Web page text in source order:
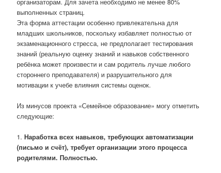
выполненных страниц.
Эта форма аттестации особенно привлекательна для
младших школьников, поскольку избавляет полностью от
экзаменационного стресса, не предполагает тестирования
знаний (реальную оценку знаний и навыков собственного
ребёнка может произвести и сам родитель лучше любого
стороннего преподавателя) и разрушительного для
мотивации к учебе влияния системы оценок.
Из минусов проекта «Семейное образование» могу отметить
следующие:
1.Наработка всех навыков, требующих автоматизации
(письмо и счёт), требует организации этого процесса
родителями. Полностью.